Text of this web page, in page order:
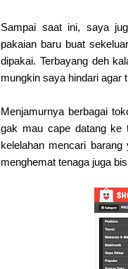
Sampai saat ini, saya
pakaian baru buat
dipakai. Terbayang deh
mungkin saya hindari agar
Menjamurnya berbagai
gak mau cape datang ke
kelelahan mencari
menghemat tenaga juga